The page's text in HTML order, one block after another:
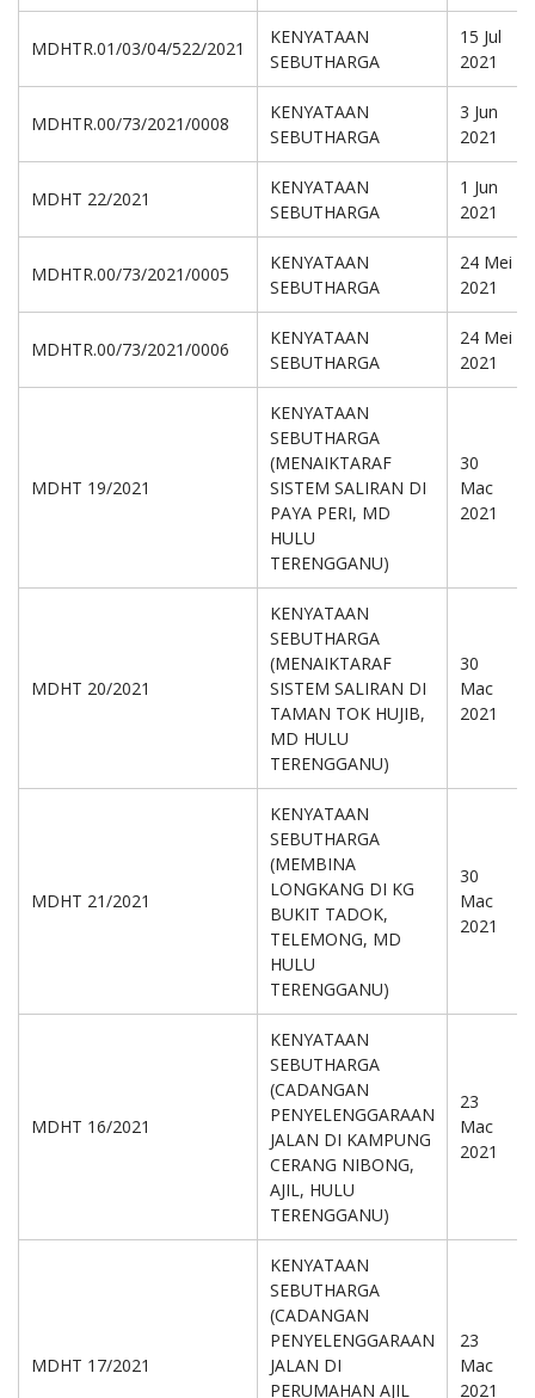
MDHTR.01/03/04/522/2021
KENYATAAN
SEBUTHARGA
15 Jul
2021
MDHTR.00/73/2021/0008
KENYATAAN
SEBUTHARGA
3 Jun
2021
MDHT 22/2021
KENYATAAN
SEBUTHARGA
1 Jun
2021
MDHTR.00/73/2021/0005
KENYATAAN
SEBUTHARGA
24 Mei
2021
MDHTR.00/73/2021/0006
KENYATAAN
SEBUTHARGA
24 Mei
2021
MDHT 19/2021
KENYATAAN
SEBUTHARGA
(MENAIKTARAF
SISTEM SALIRAN DI
PAYA PERI, MD
HULU
TERENGGANU)
30
Mac
2021
MDHT 20/2021
KENYATAAN
SEBUTHARGA
(MENAIKTARAF
SISTEM SALIRAN DI
TAMAN TOK HUJIB,
MD HULU
TERENGGANU)
30
Mac
2021
MDHT 21/2021
KENYATAAN
SEBUTHARGA
(MEMBINA
LONGKANG DI KG
BUKIT TADOK,
TELEMONG, MD
HULU
TERENGGANU)
30
Mac
2021
MDHT 16/2021
KENYATAAN
SEBUTHARGA
(CADANGAN
PENYELENGGARAAN
JALAN DI KAMPUNG
CERANG NIBONG,
AJIL, HULU
TERENGGANU)
23
Mac
2021
MDHT 17/2021
KENYATAAN
SEBUTHARGA
(CADANGAN
PENYELENGGARAAN
JALAN DI
PERUMAHAN AJIL
23
Mac
2021